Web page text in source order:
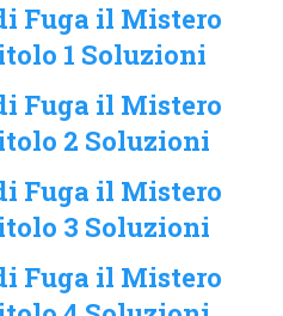
Fuga il Mistero
1 Soluzioni
Fuga il Mistero
2 Soluzioni
Fuga il Mistero
3 Soluzioni
Fuga il Mistero